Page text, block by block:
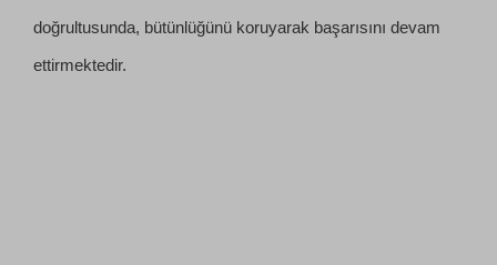
doğrultusunda, bütünlüğünü koruyarak başarısını devam
ettirmektedir.